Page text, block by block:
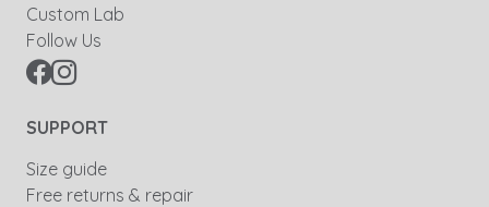
Custom Lab
Follow Us
SUPPORT
Size guide
Free returns & repair